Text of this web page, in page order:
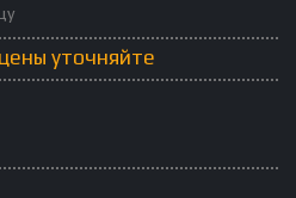
уточняйте